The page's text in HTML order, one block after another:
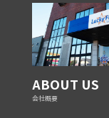
ABOUT US
会社概要